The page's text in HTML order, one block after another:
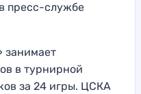
пресс-службе
занимает
в турнирной
за 24 игры. ЦСКА